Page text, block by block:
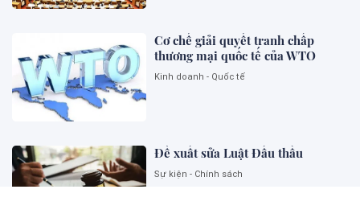
Cơ chế giải quyết tranh chấp
thương mại quốc tế của WTO
Kinh doanh - Quốc tế
Đề xuất sửa Luật Đấu thầu
Sự kiện - Chính sách